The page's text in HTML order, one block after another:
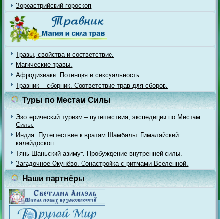
Зороастрийский гороскоп
Травы, свойства и соответствие.
Магические травы.
Афродизиаки. Потенция и сексуальность.
Травник – сборник. Соответствие трав для сборов.
Туры по Местам Силы
Эзотерический туризм – путешествия, экспедиции по Местам
Силы.
Индия. Путешествие к вратам Шамбалы. Гималайский
калейдоскоп.
Тянь-Шаньский азимут. Пробуждение внутренней силы.
Загадочное Окунёво. Сонастройка с ритмами Вселенной.
Наши партнёры